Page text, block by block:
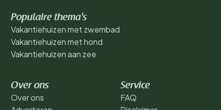
Populaire thema's
Vakantiehuizen met zwembad
Vakantiehuizen met hond
Vakantiehuizen aan zee
Over ons
Over ons
Service
FAQ